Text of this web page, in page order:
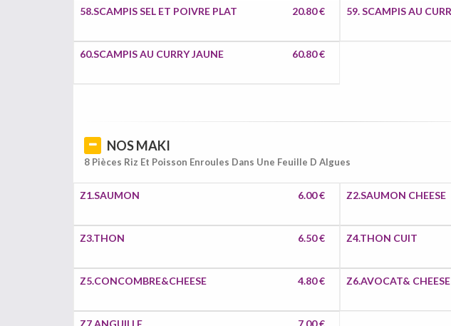
58.SCAMPIS SEL ET POIVRE PLAT 20.80 €
60.SCAMPIS AU CURRY JAUNE 60.80 €
NOS MAKI
8 Pièces Riz Et Poisson Enroules Dans Une Feuille D Algues
Z1.SAUMON 6.00 € Z2.SAUMON CHEESE
Z3.THON 6.50 € Z4.THON CUIT
Z5.CONCOMBRE&CHEESE 4.80 € Z6.AVOCAT& CHEESE
Z7.ANGUILLE 7.00 €